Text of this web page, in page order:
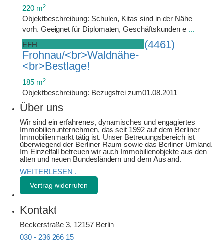
220 m2
Objektbeschreibung: Schulen, Kitas sind in der Nähe
vorh. Geeignet für Diplomaten, Geschäftskunden e ...
EFH
(4461)
Frohnau/<br>Waldnähe-
<br>Bestlage!
185 m2
Objektbeschreibung: Bezugsfrei zum01.08.2011
Über uns
Wir sind ein erfahrenes, dynamisches und engagiertes
Immobilienunternehmen, das seit 1992 auf dem Berliner
Immobilienmarkt tätig ist. Unser Betreuungsbereich ist
überwiegend der Berliner Raum sowie das Berliner Umland.
Im Einzelfall betreuen wir auch Immobilienobjekte aus den
alten und neuen Bundesländern und dem Ausland.
WEITERLESEN .
Vertrag widerrufen
Kontakt
Beckerstraße 3, 12157 Berlin
030 - 236 266 15